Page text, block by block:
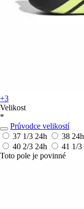
+3
Velikost
*
Průvodce velikostí
37 1/3 24h 38 24h
40 2/3 24h 41 1/3
Toto pole je povinné